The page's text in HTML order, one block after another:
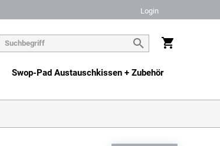
Login
Swop-Pad Austauschkissen + Zubehör